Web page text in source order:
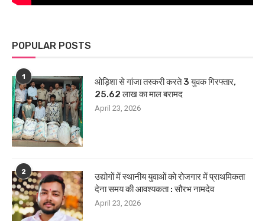
POPULAR POSTS
1
ओड़िशा से गांजा तस्करी करते 3 युवक गिरफ्तार,
25.62 लाख का माल बरामद
April 23, 2026
2
उद्योगों में स्थानीय युवाओं को रोजगार में प्राथमिकता
देना समय की आवश्यकता : सौरभ नामदेव
April 23, 2026